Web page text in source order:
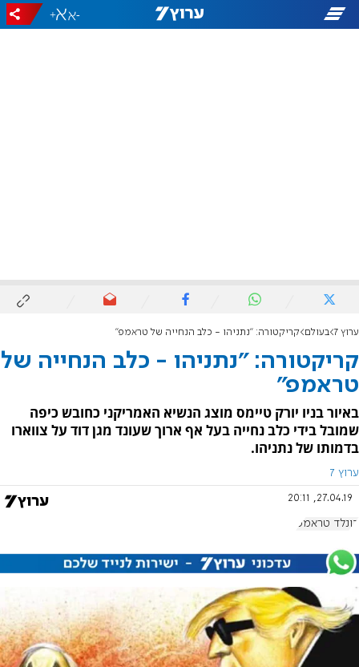
-
+
ערוץ 7 בעולם קריקטורה: "נתניהו - כלב הנחייה של טראמפ"
קריקטורה: "נתניהו - כלב הנחייה של
טראמפ"
באיור בניו יורק טיימס מוצג הנשיא האמריקני כחובש כיפה
שמובל בידי כלב נחייה בעל אף ארוך שעונד מגן דוד על צווארו
בדמותו של נתניהו.
ערוץ 7
27.04.19, 20:11
דונלד טראמפ